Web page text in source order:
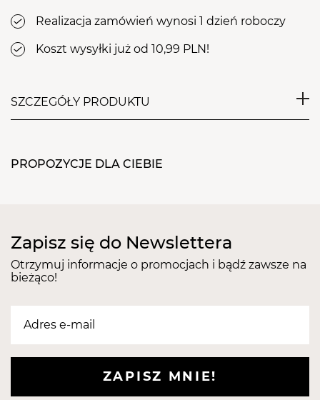
Realizacja zamówień wynosi 1 dzień roboczy
Koszt wysyłki już od 10,99 PLN!
SZCZEGÓŁY PRODUKTU
zostało oparte o aktywność kwasów owocowych.
zrogowaciała, sucha, szorstka, zniszczona skóra stóp,
w przypadku skłonności do powstawania modzeli i
odcisków, do stosowania w trakcie zabiegów
PROPOZYCJE DLA CIEBIE
Zapisz się do Newslettera
Otrzymuj informacje o promocjach i bądź zawsze na
bieżąco!
ZAPISZ MNIE!